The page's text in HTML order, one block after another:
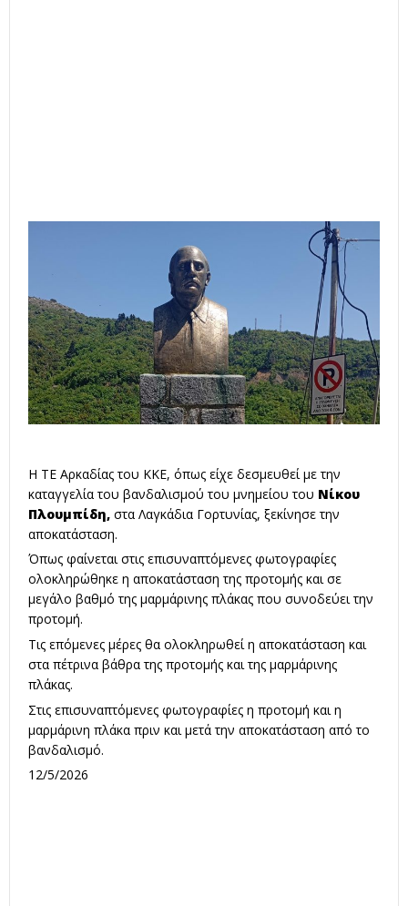
Η ΤΕ Αρκαδίας του ΚΚΕ, όπως είχε δεσμευθεί με την
καταγγελία του βανδαλισμού του μνημείου του Νίκου
Πλουμπίδη, στα Λαγκάδια Γορτυνίας, ξεκίνησε την
αποκατάσταση.
Όπως φαίνεται στις επισυναπτόμενες φωτογραφίες
ολοκληρώθηκε η αποκατάσταση της προτομής και σε
μεγάλο βαθμό της μαρμάρινης πλάκας που συνοδεύει την
προτομή.
Τις επόμενες μέρες θα ολοκληρωθεί η αποκατάσταση και
στα πέτρινα βάθρα της προτομής και της μαρμάρινης
πλάκας.
Στις επισυναπτόμενες φωτογραφίες η προτομή και η
μαρμάρινη πλάκα πριν και μετά την αποκατάσταση από το
βανδαλισμό.
12/5/2026